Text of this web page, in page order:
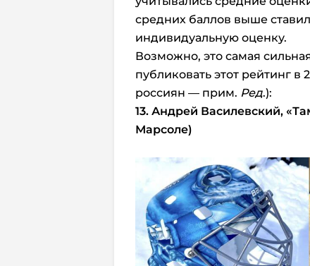
средних баллов выше
индивидуальную оценку.
Возможно, это самая
публиковать этот рейтинг
россиян — прим. Ред.):
13. Андрей Василевский,
Марсоле)